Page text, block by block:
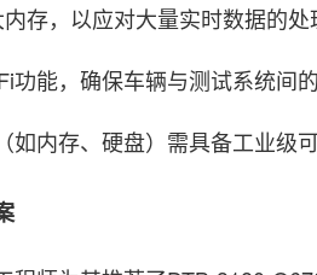
存，以应对大量实时数据的处
功能，确保车辆与测试系统间
如内存、硬盘）需具备工业级